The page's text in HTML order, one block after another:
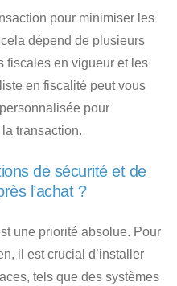
pour minimiser les
dépend de plusieurs
fiscales en vigueur et les
en fiscalité peut vous
pour
transaction.
de sécurité et de
l’achat ?
une priorité absolue. Pour
il est crucial d’installer
tels que des systèmes